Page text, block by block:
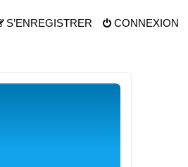
CONNEXION
S’ENREGISTRER